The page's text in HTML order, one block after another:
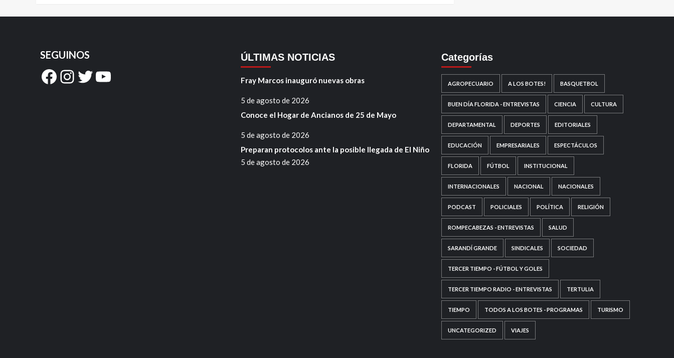
SEGUINOS
Facebook
Instagram
Twitter
YouTube
ÚLTIMAS NOTICIAS
Fray Marcos inauguró nuevas obras
5 de agosto de 2026
Conoce el Hogar de Ancianos de 25 de Mayo
5 de agosto de 2026
Preparan protocolos ante la posible llegada de El Niño
5 de agosto de 2026
Categorías
AGROPECUARIO A LOS BOTES! BASQUETBOL
BUEN DÍA FLORIDA - ENTREVISTAS CIENCIA CULTURA
DEPARTAMENTAL DEPORTES EDITORIALES
EDUCACIÓN EMPRESARIALES ESPECTÁCULOS
FLORIDA FÚTBOL INSTITUCIONAL
INTERNACIONALES NACIONAL NACIONALES
PODCAST POLICIALES POLÍTICA RELIGIÓN
ROMPECABEZAS - ENTREVISTAS SALUD
SARANDÍ GRANDE SINDICALES SOCIEDAD
TERCER TIEMPO - FÚTBOL Y GOLES
TERCER TIEMPO RADIO - ENTREVISTAS TERTULIA
TIEMPO TODOS A LOS BOTES - PROGRAMAS TURISMO
UNCATEGORIZED VIAJES